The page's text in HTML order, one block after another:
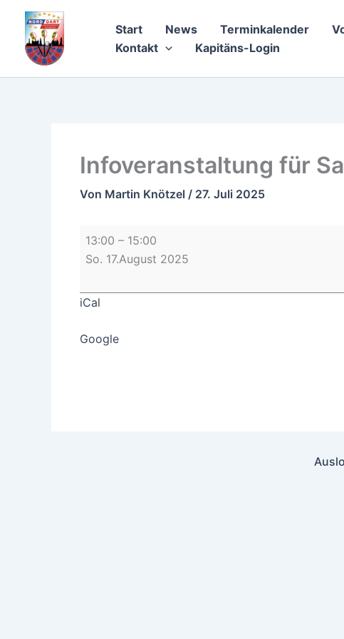
Inhalt
springen
Start News Terminkalender
Kontakt
Kapitäns-Login
Infoveranstaltung für
Von Martin Knötzel / 27. Juli 2025
13:00 – 15:00
So. 17.August 2025
iCal
Google